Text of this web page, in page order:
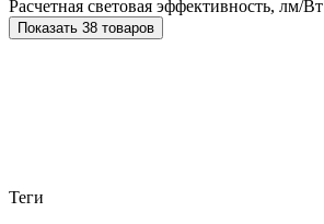
Расчетная световая эффективность, лм/Вт
Показать 38 товаров
Теги